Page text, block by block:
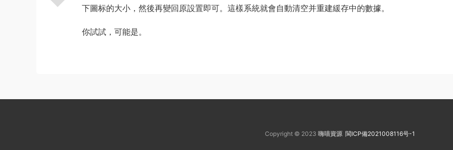
下圖标的大小，然後再變回原設置即可。這樣系統就會自動清空并重建緩存中的數據。
你試試，可能是。
Copyright © 2023 嗨喵資源 閩ICP備2021008116号-1